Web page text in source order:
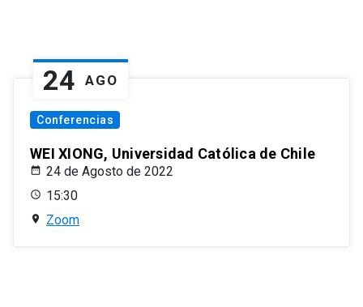
24 AGO
Conferencias
WEI XIONG, Universidad Católica de Chile
24 de Agosto de 2022
15:30
Zoom